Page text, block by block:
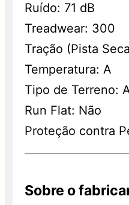
Ruído: 71 dB
Treadwear: 300
Tração (Pista
Temperatura: A
Tipo de Terreno:
Run Flat: Não
Proteção contra
Sobre o